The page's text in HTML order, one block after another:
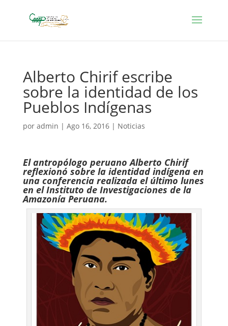
Alberto Chirif escribe
sobre la identidad de los
Pueblos Indígenas
por admin | Ago 16, 2016| Noticias
El antropólogo peruano Alberto Chirif
reflexionó sobre la identidad indígena en
una conferencia realizada el último lunes
en el Instituto de Investigaciones de la
Amazonía Peruana.